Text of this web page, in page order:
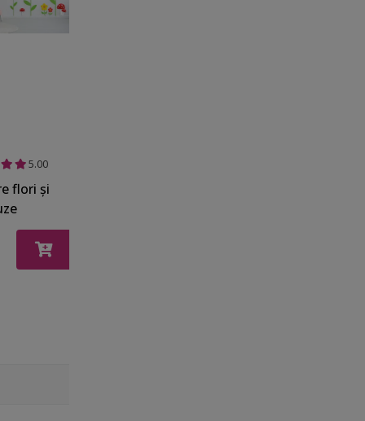
5.00
flori şi
Folina,
pentru